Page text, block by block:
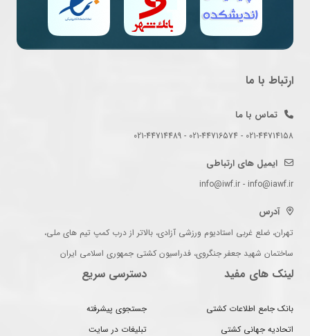
ارتباط با ما
تماس با ما
021-44714158 - 021-44716574 - 021-44714489
ایمیل های ارتباطی
info@iwf.ir - info@iawf.ir
آدرس
تهران، ضلع غربی استادیوم ورزشی آزادی، بالاتر از درب کمپ تیم های ملی،
ساختمان شهید جعفر جنگروی، فدراسیون کشتی جمهوری اسلامی ایران
لینک های مفید
بانک جامع اطلاعات کشتی
اتحادیه جهانی کشتی
دسترسی سریع
جستجوی پیشرفته
تبلیغات در سایت